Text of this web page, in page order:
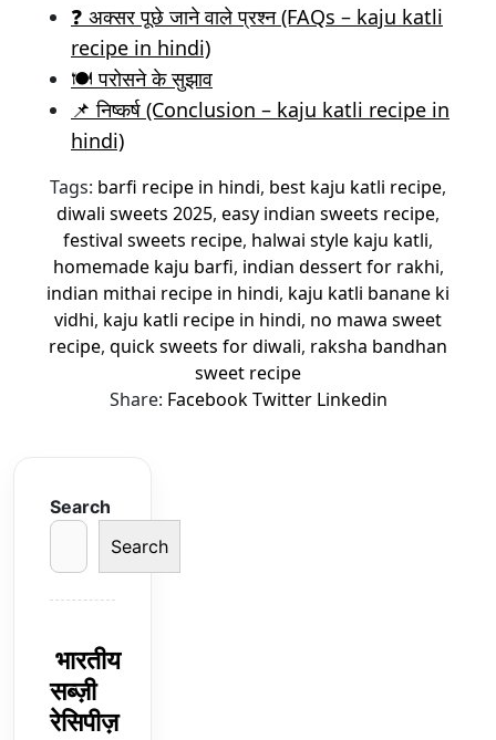
❓ अक्सर पूछे जाने वाले प्रश्न (FAQs – kaju katli
recipe in hindi)
🍽 परोसने के सुझाव
📌 निष्कर्ष (Conclusion – kaju katli recipe in
hindi)
Tags: barfi recipe in hindi, best kaju katli recipe,
diwali sweets 2025, easy indian sweets recipe,
festival sweets recipe, halwai style kaju katli,
homemade kaju barfi, indian dessert for rakhi,
indian mithai recipe in hindi, kaju katli banane ki
vidhi, kaju katli recipe in hindi, no mawa sweet
recipe, quick sweets for diwali, raksha bandhan
sweet recipe
Share: Facebook Twitter Linkedin
Search
Search
भारतीय
सब्ज़ी
रेसिपीज़